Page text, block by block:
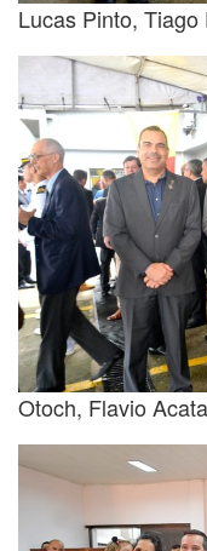
Lucas Pinto,
Otoch, Flavio